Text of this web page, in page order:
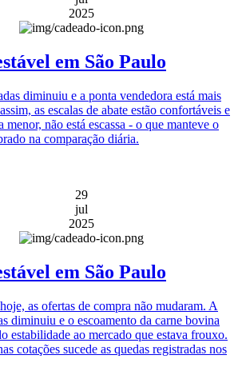
2025
em São Paulo
diminuiu e a ponta vendedora está mais
as escalas de abate estão confortáveis e
menor, não está escassa - o que manteve o
na comparação diária.
29
jul
2025
em São Paulo
as ofertas de compra não mudaram. A
diminuiu e o escoamento da carne bovina
estabilidade ao mercado que estava frouxo.
cotações sucede as quedas registradas nos